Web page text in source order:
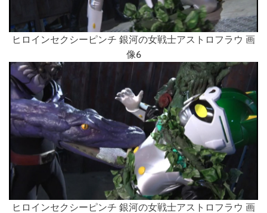
ヒロインセクシーピンチ 銀河の女戦士アストロフラウ 画
像6
ヒロインセクシーピンチ 銀河の女戦士アストロフラウ 画